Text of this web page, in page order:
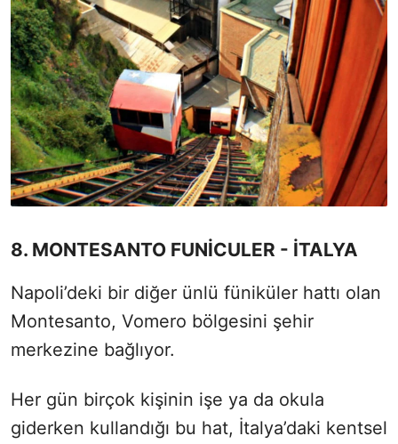
8. MONTESANTO FUNİCULER - İTALYA
Napoli’deki bir diğer ünlü füniküler hattı olan
Montesanto, Vomero bölgesini şehir
merkezine bağlıyor.
Her gün birçok kişinin işe ya da okula
giderken kullandığı bu hat, İtalya’daki kentsel